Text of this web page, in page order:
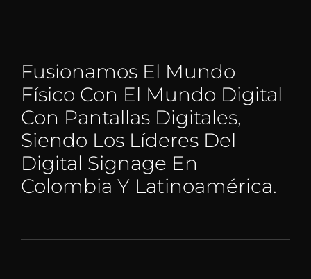
Fusionamos El Mundo
Físico Con El Mundo Digital
Con Pantallas Digitales,
Siendo Los Líderes Del
Digital Signage En
Colombia Y Latinoamérica.